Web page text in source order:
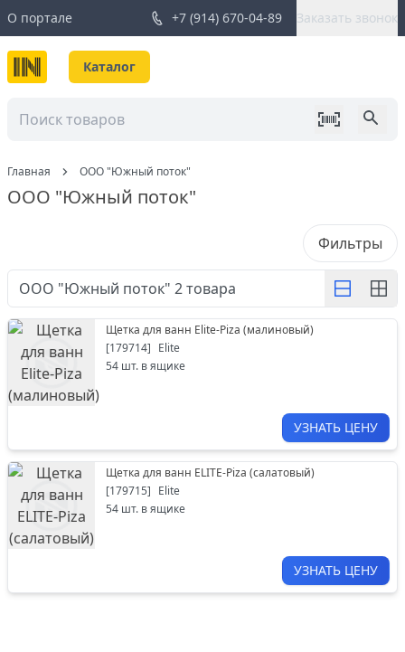
О портале +7 (914) 670-04-89 Заказать звонок
Каталог
Главная ООО "Южный поток"
ООО "Южный поток"
Фильтры
ООО "Южный поток" 2товара
Щетка для ванн Elite-Piza (малиновый)
[179714] Elite
54 шт. в ящике
УЗНАТЬ ЦЕНУ
Щетка для ванн ELITE-Piza (салатовый)
[179715] Elite
54 шт. в ящике
УЗНАТЬ ЦЕНУ